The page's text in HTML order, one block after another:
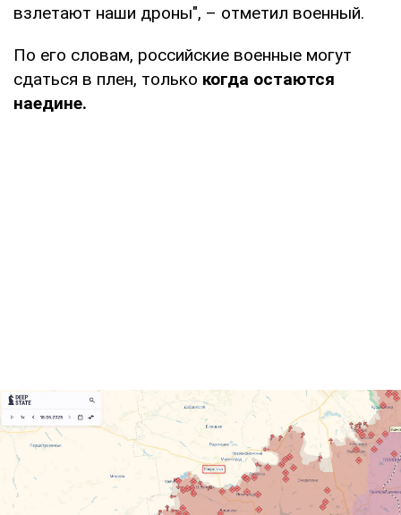
взлетают наши дроны", – отметил военный.
По его словам, российские военные могут
сдаться в плен, только когда остаются
наедине.